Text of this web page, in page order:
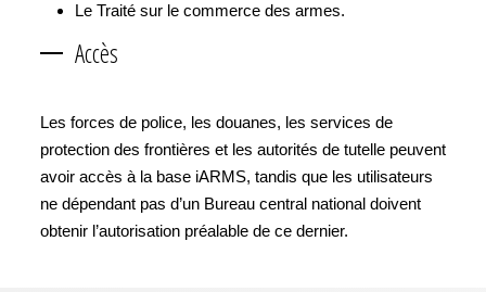
Le Traité sur le commerce des armes.
Accès
Les forces de police, les douanes, les services de
protection des frontières et les autorités de tutelle peuvent
avoir accès à la base iARMS, tandis que les utilisateurs
ne dépendant pas d’un Bureau central national doivent
obtenir l’autorisation préalable de ce dernier.